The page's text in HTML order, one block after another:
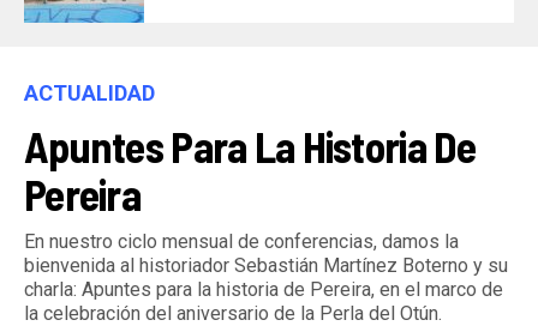
ACTUALIDAD
Apuntes Para La Historia De
Pereira
En nuestro ciclo mensual de conferencias, damos la
bienvenida al historiador Sebastián Martínez Boterno y su
charla: Apuntes para la historia de Pereira, en el marco de
la celebración del aniversario de la Perla del Otún.